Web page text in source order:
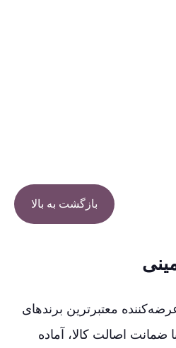
بازگشت به بالا
معتبرترین برندهای
ضمانت اصالت کالا، آماده